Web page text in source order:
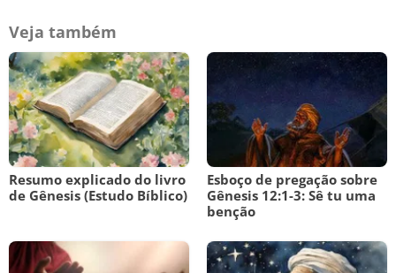
Veja também
Resumo explicado do livro
de Gênesis (Estudo Bíblico)
Esboço de pregação sobre
Gênesis 12:1-3: Sê tu uma
benção